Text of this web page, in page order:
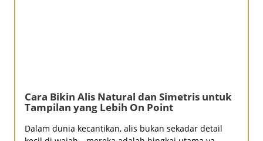
Cara Bikin Alis Natural dan Simetris untuk
Tampilan yang Lebih On Point
Dalam dunia kecantikan, alis bukan sekadar detail